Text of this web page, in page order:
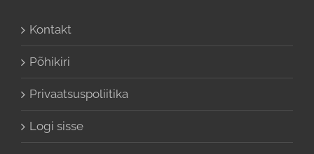
Kontakt
Põhikiri
Privaatsuspoliitika
Logi sisse